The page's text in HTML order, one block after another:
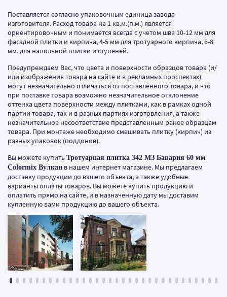
Поставляется согласно упаковочным единица завода-
изготовителя. Расход товара на 1 кв.м.(п.м.) является
ориентировочным и понимается всегда с учетом шва 10-12 мм для
фасадной плитки и кирпича, 4-5 мм для тротуарного кирпича, 6-8
мм. для напольной плитки и ступеней.
Предупреждаем Вас, что цвета и поверхности образцов товара (и/
или изображения товара на сайте и в рекламных проспектах)
могут незначительно отличаться от поставленного товара, и что
при поставке товара возможно незначительное отклонение
оттенка цвета поверхности между плитками, как в рамках одной
партии товара, так и в разных партиях изготовления, а также
незначительное несоответствие представленным ранее образцам
товара. При монтаже необходимо смешивать плитку (кирпич) из
разных упаковок (поддонов).
Вы можете купить Тротуарная плитка 342 МЗ Бавария 60 мм
Colormix Вулкан в нашем интернет магазине. Мы предлагаем
доставку продукции до вашего объекта, а также удобные
варианты оплаты товаров. Вы можете купить продукцию и
оплатить прямо на сайте, и в назначенную дату мы доставим
купленную вами продукцию до вашего объекта.